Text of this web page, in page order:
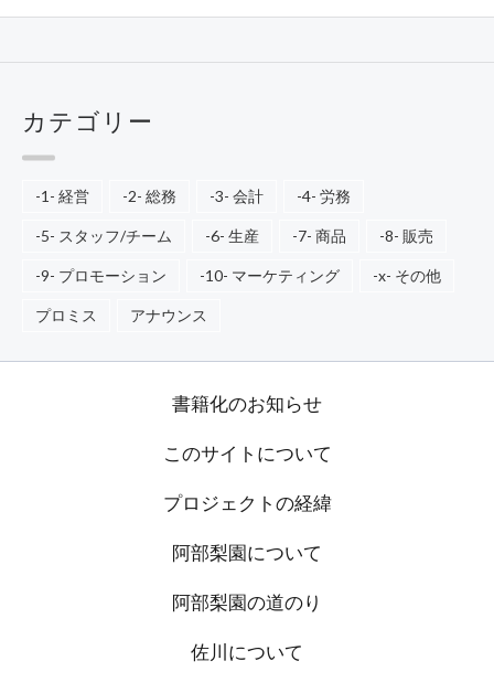
カテゴリー
-1- 経営 -2- 総務 -3- 会計 -4- 労務
-5- スタッフ/チーム -6- 生産 -7- 商品 -8- 販売
-9- プロモーション -10- マーケティング -x- その他
プロミス アナウンス
書籍化のお知らせ
このサイトについて
プロジェクトの経緯
阿部梨園について
阿部梨園の道のり
佐川について